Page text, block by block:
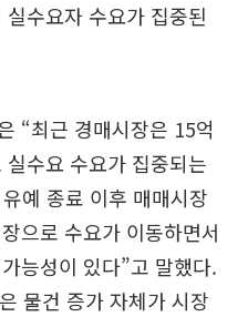
수요자 수요가 집중된
“최근 경매시장은 15억
수요 수요가 집중되는
예 종료 이후 매매시장
으로 수요가 이동하면서
능성이 있다”고 말했다.
물건 증가 자체가 시장